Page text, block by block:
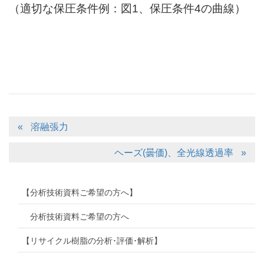
（適切な保圧条件例：図1、保圧条件4の曲線）
溶融張力
ヘーズ(曇価)、全光線透過率
【分析技術資料ご希望の方へ】
分析技術資料ご希望の方へ
【リサイクル樹脂の分析･評価･解析】